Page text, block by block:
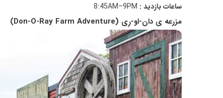
ساعات بازدید :
مزرعه ی دان-او-رِی (Don-O-Ray Farm Adventure)